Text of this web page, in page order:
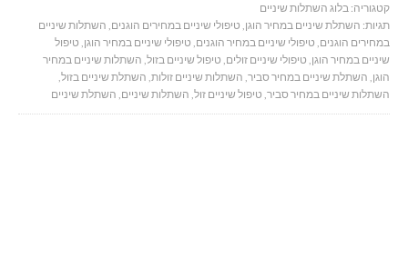
קטגוריה: בלוג השתלות שיניים
תגיות: השתלת שיניים במחיר הוגן, טיפולי שיניים במחירים הוגנים, השתלות שיניים
במחירים הוגנים, טיפולי שיניים במחיר הוגנים, טיפולי שיניים במחיר הוגן, טיפול
שיניים במחיר הוגן, טיפולי שיניים זולים, טיפול שיניים בזול, השתלות שיניים במחיר
הוגן, השתלת שיניים במחיר סביר, השתלות שיניים זולות, השתלת שיניים בזול,
השתלות שיניים במחיר סביר, טיפול שיניים זול, השתלות שיניים, השתלת שיניים